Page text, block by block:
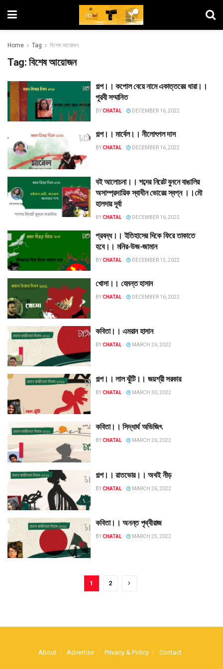
Home Tag বিশেষ আয়োজন
Tag: বিশেষ আয়োজন
গল্প।। কপোল বেয়ে নামে একাত্তরের ধারা।।
পূরবী সম্মানিত
BYCHATAL DECEMBER 16, 2022
গল্প।। মার্বেল।। নীলোৎপল দাস
BYCHATAL DECEMBER 16, 2022
বই আলোচনা।। শব্দের নিরেট বুননে বাঙালির
অসাম্প্রদায়িক স্বাধীন ভোরের স্বপ্ন ।।মৌ
হালদার দূর্বা
BYCHATAL DECEMBER 16, 2022
প্রবন্ধ।। ইতিহাসের দিকে ফিরে তাকাতে
হবে।। মনির-উজ-জামান
BYCHATAL DECEMBER 15, 2022
খোসা।। হেমন্ত হাসান
BYCHATAL DECEMBER 16, 2022
কবিতা।। এমরান হাসান
BYCHATAL MARCH 26, 2022
গল্প।। লাল ঝুঁটি।। জয়শ্রী সরকার
BYCHATAL MARCH 30, 2022
কবিতা।। সিদ্ধার্থ অভিজিৎ
BYCHATAL MARCH 26, 2022
গল্প।। রাতভোর।। অথই নীড়
BYCHATAL MARCH 26, 2022
কবিতা।। অনন্ত পৃথ্বীরাজ
BYCHATAL MARCH 25, 2022
1 2
About Advertise Privacy & Policy Contact